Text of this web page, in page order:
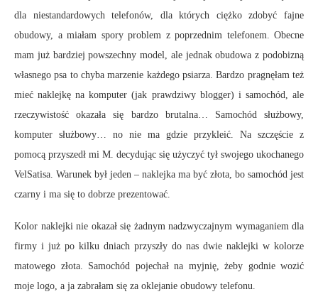
dla niestandardowych telefonów, dla których ciężko zdobyć fajne
obudowy, a miałam spory problem z poprzednim telefonem. Obecne
mam już bardziej powszechny model, ale jednak obudowa z podobizną
własnego psa to chyba marzenie każdego psiarza. Bardzo pragnęłam też
mieć naklejkę na komputer (jak prawdziwy blogger) i samochód, ale
rzeczywistość okazała się bardzo brutalna… Samochód służbowy,
komputer służbowy… no nie ma gdzie przykleić. Na szczęście z
pomocą przyszedł mi M. decydując się użyczyć tył swojego ukochanego
VelSatisa. Warunek był jeden – naklejka ma być złota, bo samochód jest
czarny i ma się to dobrze prezentować.
Kolor naklejki nie okazał się żadnym nadzwyczajnym wymaganiem dla
firmy i już po kilku dniach przyszły do nas dwie naklejki w kolorze
matowego złota. Samochód pojechał na myjnię, żeby godnie wozić
moje logo, a ja zabrałam się za oklejanie obudowy telefonu.